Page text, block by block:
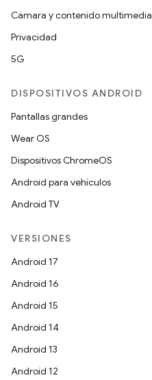
Cámara y contenido multimedia
Privacidad
5G
DISPOSITIVOS ANDROID
Pantallas grandes
Wear OS
Dispositivos ChromeOS
Android para vehículos
Android TV
VERSIONES
Android 17
Android 16
Android 15
Android 14
Android 13
Android 12